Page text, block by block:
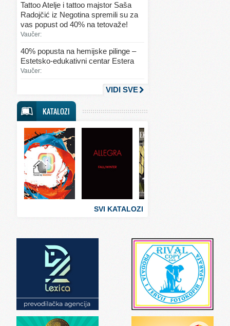
Svet kulinarstva
Svet lepote
Svet mode
Svet sporta
Svet tehnike
Svet ugostiteljstva
Svet zabave i umetnosti
Svet zanimljivosti
Svet zdravlja
Tattoo Atelje i tattoo majstor Saša
Radojčić iz Negotina spremili su za
vas popust od 40% na tetovaže!
Vaučer:
40% popusta na hemijske pilinge –
Estetsko-edukativni centar Estera
Vaučer:
VIDI SVE
KATALOZI
SVI KATALOZI